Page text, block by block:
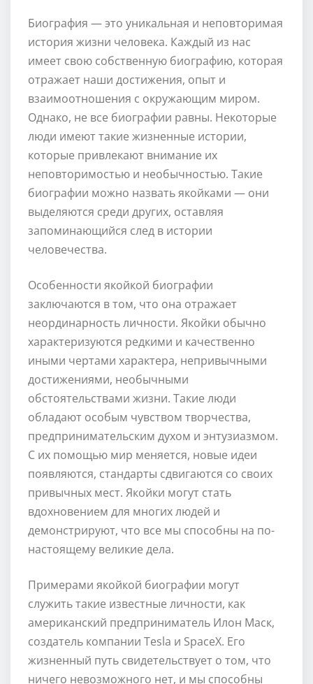
Биография — это уникальная и неповторимая
история жизни человека. Каждый из нас
имеет свою собственную биографию, которая
отражает наши достижения, опыт и
взаимоотношения с окружающим миром.
Однако, не все биографии равны. Некоторые
люди имеют такие жизненные истории,
которые привлекают внимание их
неповторимостью и необычностью. Такие
биографии можно назвать якойками — они
выделяются среди других, оставляя
запоминающийся след в истории
человечества.
Особенности якойкой биографии
заключаются в том, что она отражает
неординарность личности. Якойки обычно
характеризуются редкими и качественно
иными чертами характера, непривычными
достижениями, необычными
обстоятельствами жизни. Такие люди
обладают особым чувством творчества,
предпринимательским духом и энтузиазмом.
С их помощью мир меняется, новые идеи
появляются, стандарты сдвигаются со своих
привычных мест. Якойки могут стать
вдохновением для многих людей и
демонстрируют, что все мы способны на по-
настоящему великие дела.
Примерами якойкой биографии могут
служить такие известные личности, как
американский предприниматель Илон Маск,
создатель компании Tesla и SpaceX. Его
жизненный путь свидетельствует о том, что
ничего невозможного нет, и мы способны